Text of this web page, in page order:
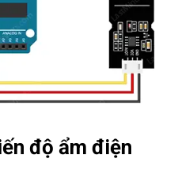
độ ẩm điện